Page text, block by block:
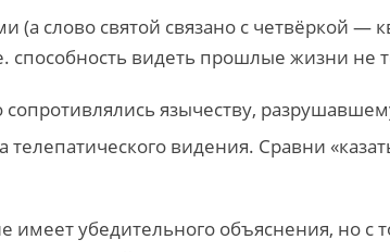
слово святой связано с четвёркой —
видеть прошлые жизни не
язычеству,
видения. Сравни
имеет убедительного объяснения, но с